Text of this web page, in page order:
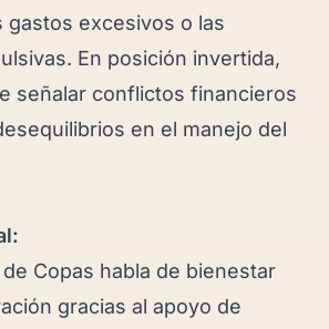
gastos excesivos o las
En posición invertida,
señalar conflictos financieros
en el manejo del
Copas habla de bienestar
gracias al apoyo de